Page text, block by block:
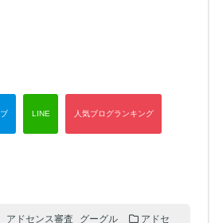
アドセンス審査 グーグル
アドセ